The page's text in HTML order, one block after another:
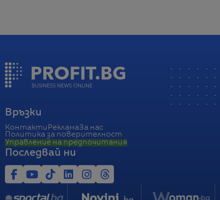
Връзки
Контакти РекламаЗа нас
Политика за поверителност
Управление на предпочитания
Последвай ни